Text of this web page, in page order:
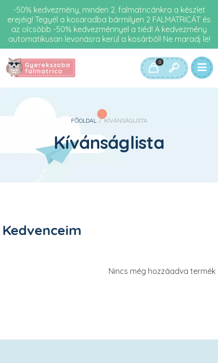
-50% kedvezmény, minden 2. falmatricánkra a készlet
erejéig! Tegyél a kosaradba bármilyen 2 FALMATRICÁT és
az olcsóbb -50% kedvezménnyel a tiéd! A kedvezmény
automatikusan levonásra kerül a kosárból! Ne maradj le!
0
FŐOLDAL / KÍVÁNSÁGLISTA
Kívánságlista
Kedvenceim
Nincs még hozzáadva termék